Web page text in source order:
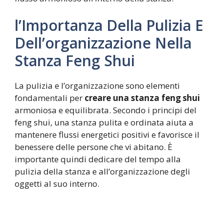
l’Importanza Della Pulizia E
Dell’organizzazione Nella
Stanza Feng Shui
La pulizia e l’organizzazione sono elementi
fondamentali per creare una stanza feng shui
armoniosa e equilibrata. Secondo i principi del
feng shui, una stanza pulita e ordinata aiuta a
mantenere flussi energetici positivi e favorisce il
benessere delle persone che vi abitano. È
importante quindi dedicare del tempo alla
pulizia della stanza e all’organizzazione degli
oggetti al suo interno.